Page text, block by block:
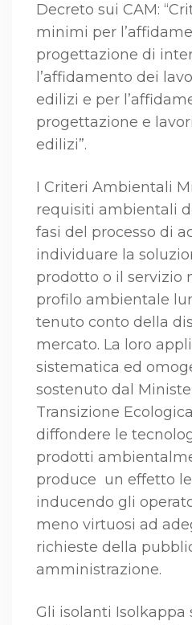
Decreto sui CAM:
minimi per
progettazione di
l’affidamento dei
edilizi e per
progettazione e
edilizi”.
I Criteri Ambientali
requisiti ambientali
fasi del processo di
individuare la
prodotto o il servizio
profilo ambientale
tenuto conto della
mercato. La loro
sistematica ed
sostenuto dal
Transizione
diffondere le
prodotti
produce un effetto
inducendo gli
meno virtuosi ad
richieste della
amministrazione.
Gli isolanti Isolkappa